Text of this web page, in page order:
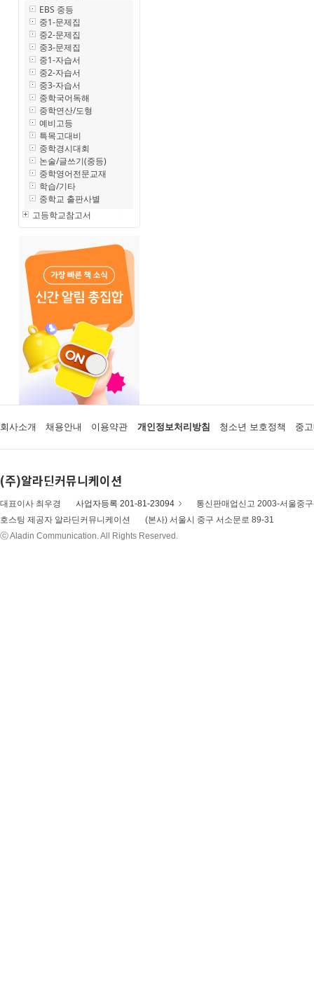
EBS 중등
중1-문제집
중2-문제집
중3-문제집
중1-자습서
중2-자습서
중3-자습서
중학국어독해
중학연산/도형
예비고등
특목고대비
중학경시대회
논술/글쓰기(중등)
중학영어전문교재
학습/기타
중학교 출판사별
고등학교참고서
회사소개 채용안내 이용약관 개인정보처리방침 청소년 보호정책 중
(주)알라딘커뮤니케이션
대표이사 최우경 사업자등록 201-81-23094
통신판매업신고 2003-서울중
호스팅 제공자 알라딘커뮤니케이션
(본사) 서울시 중구 서소문로 89-31
ⓒ Aladin Communication. All Rights Reserved.